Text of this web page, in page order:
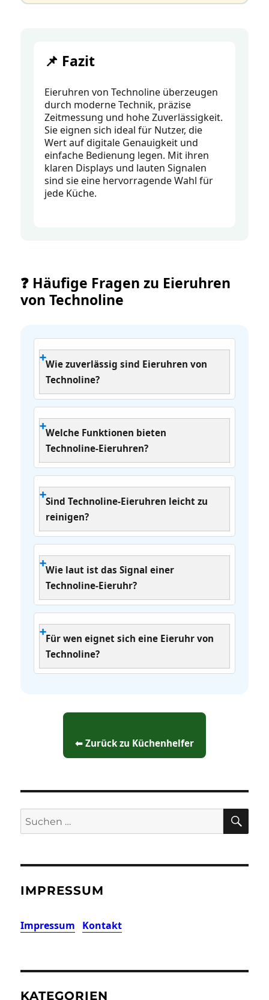
📌 Fazit
Eieruhren von Technoline überzeugen
durch moderne Technik, präzise
Zeitmessung und hohe Zuverlässigkeit.
Sie eignen sich ideal für Nutzer, die
Wert auf digitale Genauigkeit und
einfache Bedienung legen. Mit ihren
klaren Displays und lauten Signalen
sind sie eine hervorragende Wahl für
jede Küche.
❓ Häufige Fragen zu Eieruhren
von Technoline
Wie zuverlässig sind Eieruhren von
Technoline?
Welche Funktionen bieten
Technoline‑Eieruhren?
Sind Technoline‑Eieruhren leicht zu
reinigen?
Wie laut ist das Signal einer
Technoline‑Eieruhr?
Für wen eignet sich eine Eieruhr von
Technoline?
⬅ Zurück zu Küchenhelfer
Suchen
nach:
IMPRESSUM
Impressum Kontakt
KATEGORIEN